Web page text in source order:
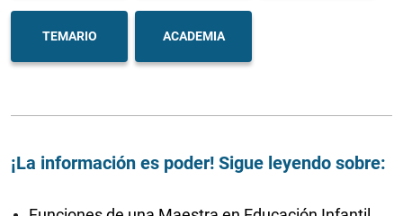
TEMARIO ACADEMIA
¡La información es poder! Sigue leyendo sobre: